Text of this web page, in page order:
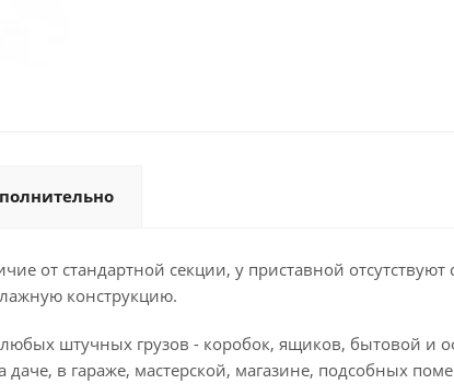
от стандартной секции, у приставной
конструкцию.
штучных грузов - коробок, ящиков, бытовой и
в гараже, мастерской, магазине, подсобных